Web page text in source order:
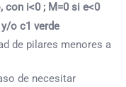
con i<0 ; M=0 si e<0
o c1 verde
de pilares menores a
de necesitar